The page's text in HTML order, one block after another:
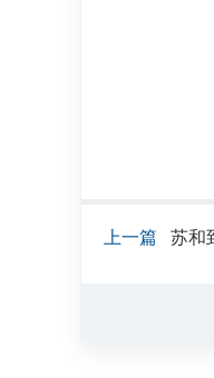
上一篇 苏和